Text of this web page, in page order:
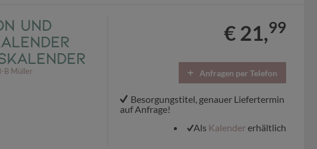
und
B Müller
€ 21,99
Anfragen per Telefon
Besorgungstitel, genauer Liefertermin
auf Anfrage!
Als Kalendererhältlich